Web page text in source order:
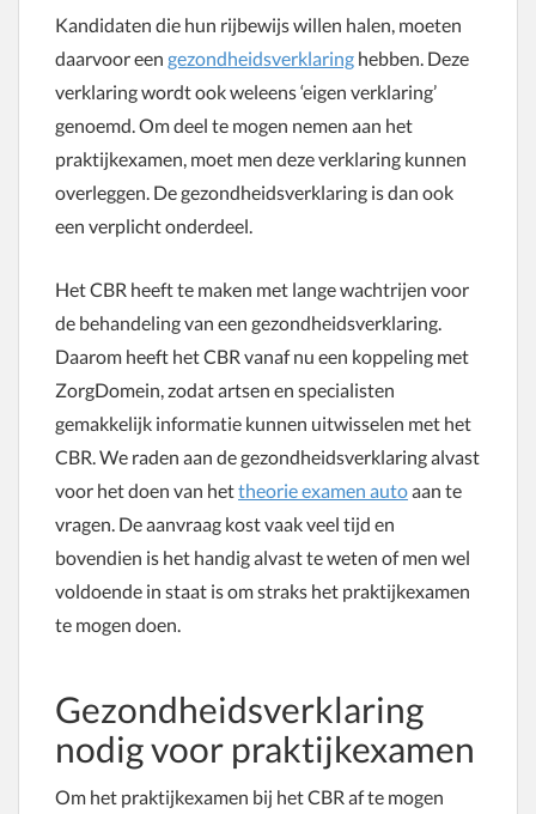
Kandidaten die hun rijbewijs willen halen, moeten
daarvoor een gezondheidsverklaring hebben. Deze
verklaring wordt ook weleens ‘eigen verklaring’
genoemd. Om deel te mogen nemen aan het
praktijkexamen, moet men deze verklaring kunnen
overleggen. De gezondheidsverklaring is dan ook
een verplicht onderdeel.
Het CBR heeft te maken met lange wachtrijen voor
de behandeling van een gezondheidsverklaring.
Daarom heeft het CBR vanaf nu een koppeling met
ZorgDomein, zodat artsen en specialisten
gemakkelijk informatie kunnen uitwisselen met het
CBR. We raden aan de gezondheidsverklaring alvast
voor het doen van hettheorie examen autoaan te
vragen. De aanvraag kost vaak veel tijd en
bovendien is het handig alvast te weten of men wel
voldoende in staat is om straks het praktijkexamen
te mogen doen.
Gezondheidsverklaring
nodig voor praktijkexamen
Om het praktijkexamen bij het CBR af te mogen